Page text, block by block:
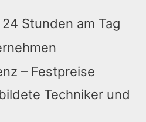
Stunden am Tag
– Festpreise
Techniker und